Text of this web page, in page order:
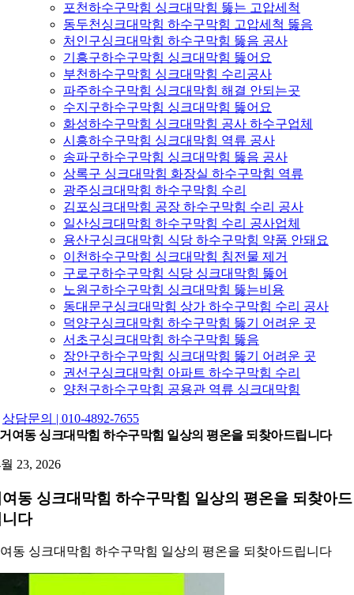
포천하수구막힘 싱크대막힘 뚫는 고압세척
동두천싱크대막힘 하수구막힘 고압세척 뚫음
처인구싱크대막힘 하수구막힘 뚫음 공사
기흥구하수구막힘 싱크대막힘 뚫어요
부천하수구막힘 싱크대막힘 수리공사
파주하수구막힘 싱크대막힘 해결 안되는곳
수지구하수구막힘 싱크대막힘 뚫어요
화성하수구막힘 싱크대막힘 공사 하수구업체
시흥하수구막힘 싱크대막힘 역류 공사
송파구하수구막힘 싱크대막힘 뚫음 공사
상록구 싱크대막힘 화장실 하수구막힘 역류
광주싱크대막힘 하수구막힘 수리
김포싱크대막힘 공장 하수구막힘 수리 공사
일산싱크대막힘 하수구막힘 수리 공사업체
용산구싱크대막힘 식당 하수구막힘 약품 안돼요
이천하수구막힘 싱크대막힘 침전물 제거
구로구하수구막힘 식당 싱크대막힘 뚫어
노원구하수구막힘 싱크대막힘 뚫는비용
동대문구싱크대막힘 상가 하수구막힘 수리 공사
덕양구싱크대막힘 하수구막힘 뚫기 어려운 곳
서초구싱크대막힘 하수구막힘 뚫음
장안구하수구막힘 싱크대막힘 뚫기 어려운 곳
권선구싱크대막힘 아파트 하수구막힘 수리
양천구하수구막힘 공용관 역류 싱크대막힘
상담문의 | 010-4892-7655
거여동 싱크대막힘 하수구막힘 일상의 평온을 되찾아드립니다
23, 2026
동 싱크대막힘 하수구막힘 일상의 평온을 되찾아드
다
동 싱크대막힘 하수구막힘 일상의 평온을 되찾아드립니다